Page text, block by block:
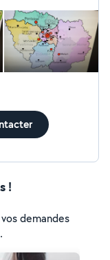
!
demandes